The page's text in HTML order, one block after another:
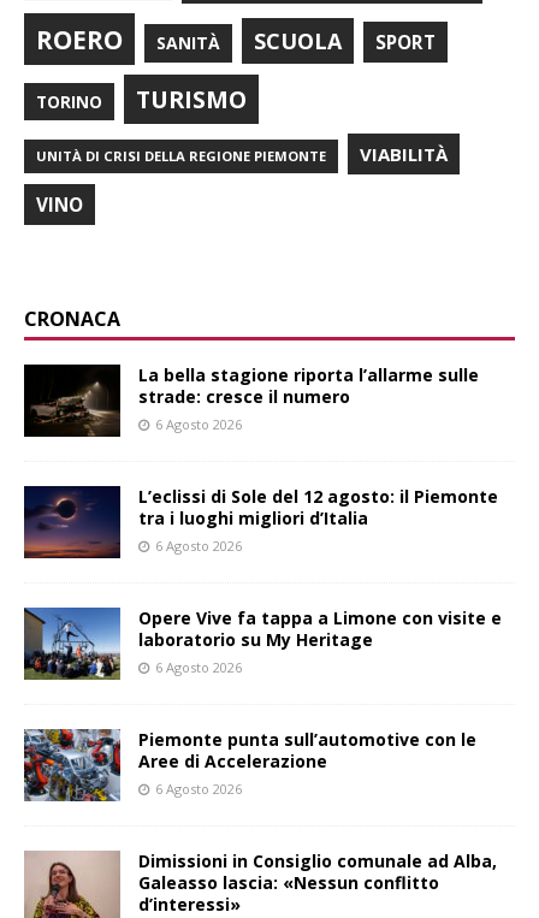
ROERO SANITÀ SCUOLA SPORT
TORINO TURISMO
UNITÀ DI CRISI DELLA REGIONE PIEMONTE VIABILITÀ
VINO
CRONACA
La bella stagione riporta l’allarme sulle
strade: cresce il numero
6 Agosto 2026
L’eclissi di Sole del 12 agosto: il Piemonte
tra i luoghi migliori d’Italia
6 Agosto 2026
Opere Vive fa tappa a Limone con visite e
laboratorio su My Heritage
6 Agosto 2026
Piemonte punta sull’automotive con le
Aree di Accelerazione
6 Agosto 2026
Dimissioni in Consiglio comunale ad Alba,
Galeasso lascia: «Nessun conflitto
d’interessi»